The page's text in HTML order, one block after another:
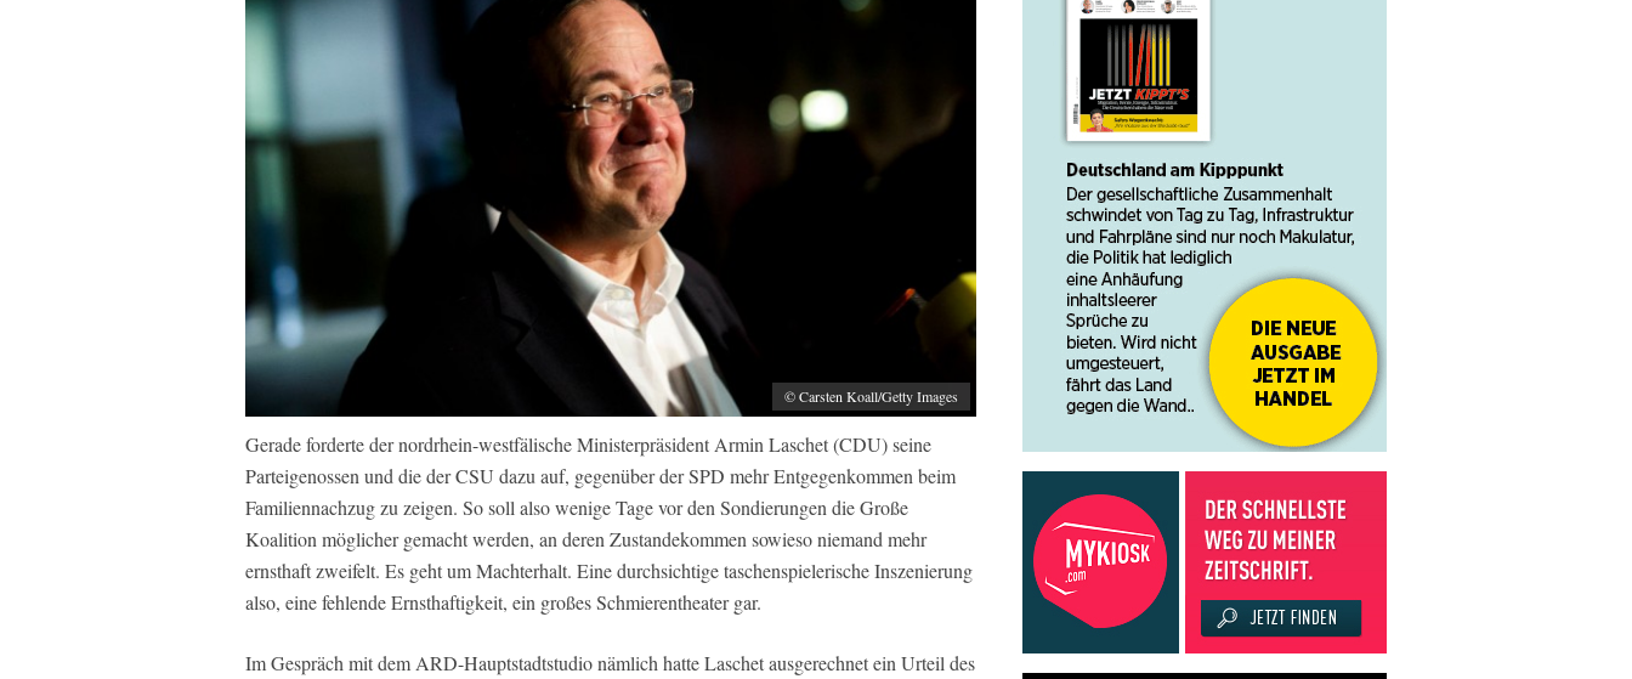
© Carsten Koall/Getty Images
Gerade forderte der nordrhein-westfälische Ministerpräsident Armin Laschet (CDU) seine
Parteigenossen und die der CSU dazu auf, gegenüber der SPD mehr Entgegenkommen beim
Familiennachzug zu zeigen. So soll also wenige Tage vor den Sondierungen die Große
Koalition möglicher gemacht werden, an deren Zustandekommen sowieso niemand mehr
ernsthaft zweifelt. Es geht um Machterhalt. Eine durchsichtige taschenspielerische Inszenierung
also, eine fehlende Ernsthaftigkeit, ein großes Schmierentheater gar.
Im Gespräch mit dem ARD-Hauptstadtstudio nämlich hatte Laschet ausgerechnet ein Urteil des